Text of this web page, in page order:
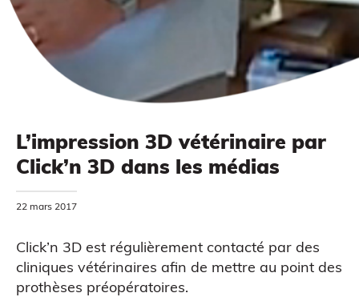
Impression à la demande ou sur mesure
MODÉLISATION 3D
L’impression 3D vétérinaire par
Click’n 3D dans les médias
22 mars 2017
Click’n 3D est régulièrement contacté par des
cliniques vétérinaires afin de mettre au point des
prothèses préopératoires.